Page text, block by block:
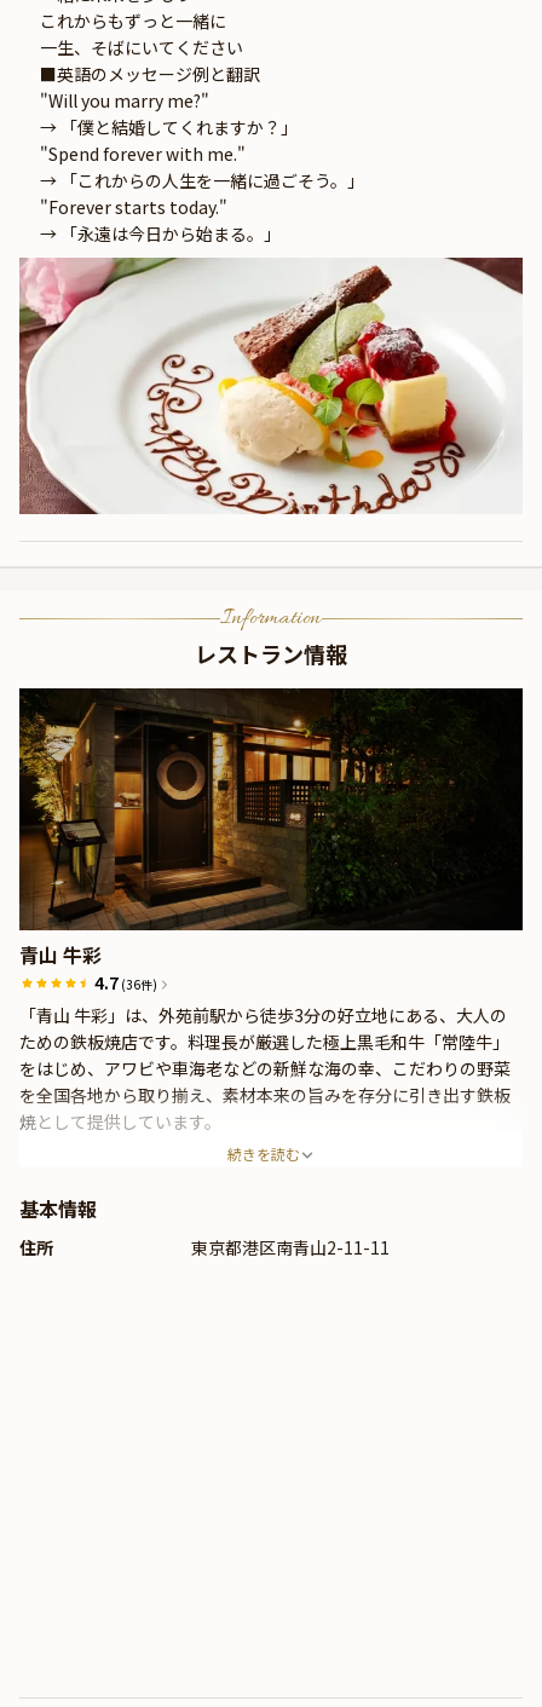
これからもずっと一緒に
一生、そばにいてください
■英語のメッセージ例と翻訳
"Will you marry me?"
→ 「僕と結婚してくれますか？」
"Spend forever with me."
→ 「これからの人生を一緒に過ごそう。」
"Forever starts today."
→ 「永遠は今日から始まる。」
Information
レストラン情報
青山 牛彩
4.7 (36件)
「青山 牛彩」は、外苑前駅から徒歩3分の好立地にある、大人の
ための鉄板焼店です。料理長が厳選した極上黒毛和牛「常陸牛」
をはじめ、アワビや車海老などの新鮮な海の幸、こだわりの野菜
を全国各地から取り揃え、素材本来の旨みを存分に引き出す鉄板
焼として提供しています。
シェフの技が光る調理パフォーマンスを間近で楽しめるカウンタ
ンチのエッセンスを加えたオリジナルソースが料理を引き立て、
続きを読む
基本情報
住所 東京都港区南青山2-11-11